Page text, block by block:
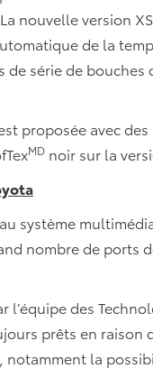
nouvelle version
de la
série de bouches
proposée avec
MD noir sur la
système
nombre de ports
l’équipe des
prêts en raison
la